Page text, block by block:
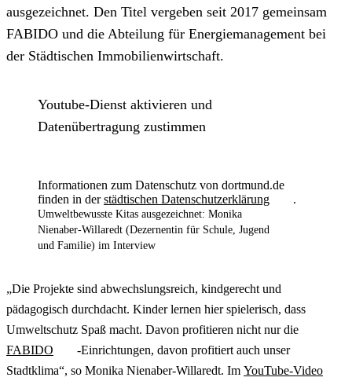
ausgezeichnet. Den Titel vergeben seit 2017 gemeinsam
FABIDO und die Abteilung für Energiemanagement bei
der Städtischen Immobilienwirtschaft.
Youtube-Dienst aktivieren und
Datenübertragung zustimmen
Informationen zum Datenschutz von dortmund.de
finden in derstädtischen Datenschutzerklärung .
Umweltbewusste Kitas ausgezeichnet: Monika
Nienaber-Willaredt (Dezernentin für Schule, Jugend
und Familie) im Interview
„Die Projekte sind abwechslungsreich, kindgerecht und
pädagogisch durchdacht. Kinder lernen hier spielerisch, dass
Umweltschutz Spaß macht. Davon profitieren nicht nur die
FABIDO
-Einrichtungen, davon profitiert auch unser
Stadtklima“, so Monika Nienaber-Willaredt. Im YouTube-Video